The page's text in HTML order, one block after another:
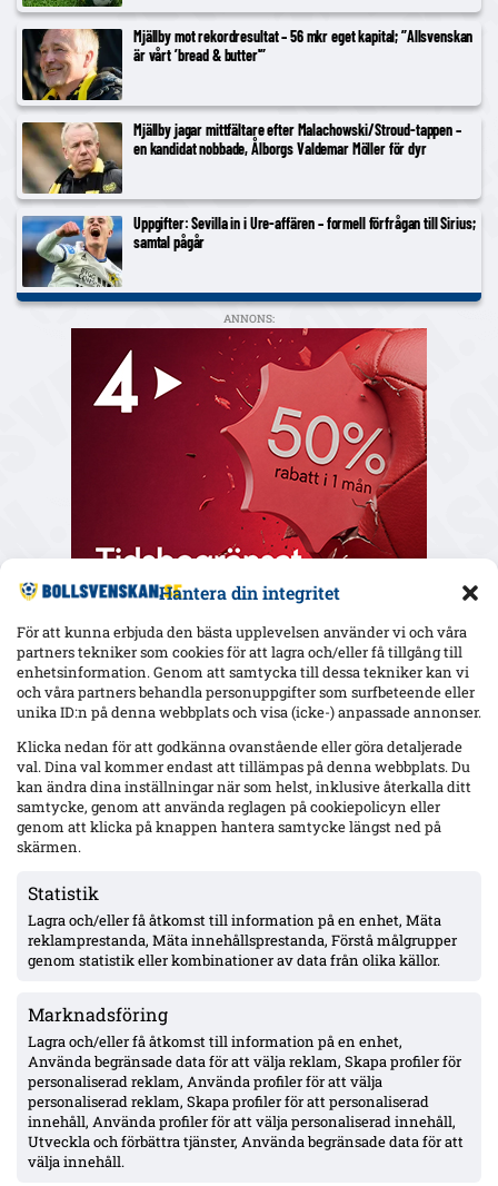
Hantera din integritet
För att kunna erbjuda den bästa upplevelsen använder vi och våra
partners tekniker som cookies för att lagra och/eller få tillgång till
enhetsinformation. Genom att samtycka till dessa tekniker kan vi
och våra partners behandla personuppgifter som surfbeteende eller
unika ID:n på denna webbplats och visa (icke-) anpassade annonser.
Klicka nedan för att godkänna ovanstående eller göra detaljerade
val. Dina val kommer endast att tillämpas på denna webbplats. Du
kan ändra dina inställningar när som helst, inklusive återkalla ditt
samtycke, genom att använda reglagen på cookiepolicyn eller
genom att klicka på knappen hantera samtycke längst ned på
skärmen.
Statistik
Lagra och/eller få åtkomst till information på en enhet, Mäta
reklamprestanda, Mäta innehållsprestanda, Förstå målgrupper
genom statistik eller kombinationer av data från olika källor.
Marknadsföring
Lagra och/eller få åtkomst till information på en enhet,
Använda begränsade data för att välja reklam, Skapa profiler för
personaliserad reklam, Använda profiler för att välja
personaliserad reklam, Skapa profiler för att personaliserad
innehåll, Använda profiler för att välja personaliserad innehåll,
Utveckla och förbättra tjänster, Använda begränsade data för att
välja innehåll.
Mjällby mot rekordresultat – 56 mkr eget kapital; ”Allsvenskan
är vårt ’bread & butter'”
Mjällby jagar mittfältare efter Malachowski/Stroud-tappen –
en kandidat nobbade, Ålborgs Valdemar Möller för dyr
Uppgifter: Sevilla in i Ure-affären – formell förfrågan till Sirius;
samtal pågår
ANNONS:
Senaste
varnar: ”Mjällbys styrka är kollektivet”
AIK utan 13 spelare mot Örgryte – Hove avstängd, Ellingsen
MFF:s Anton Höög med tre raka starter – Helstrup:
framtidsroll som åtta, kontrakt till 2030
Pihlström två mål på två matcher – Luganos plan för år två ger
effekt
Uppgifter: Erzurumspor lägger lånebud på Ibrahim Diabaté –
GAIS-anfallaren under kontrakt till 2028